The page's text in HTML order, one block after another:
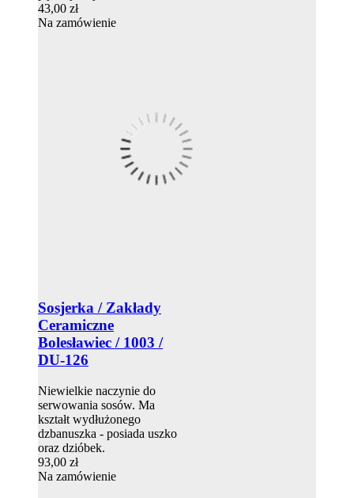
43,00 zł
Na zamówienie
Sosjerka / Zakłady
Ceramiczne
Bolesławiec / 1003 /
DU-126
Niewielkie naczynie do
serwowania sosów. Ma
kształt wydłużonego
dzbanuszka - posiada uszko
oraz dzióbek.
93,00 zł
Na zamówienie